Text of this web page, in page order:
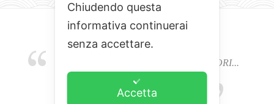
EMOZIONI, COLORI, ODORI E SAPORI...
L'ALCHIMIA DEL BUON CIBO
Chiudendo questa
informativa continuerai
senza accettare.
Accetta